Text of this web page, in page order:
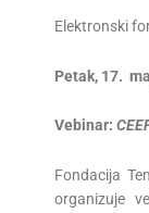
Elektronski
Petak, 17.
Vebinar:
Fondacija
organizuje